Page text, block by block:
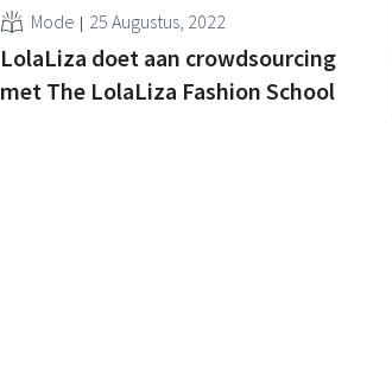
Mode 25 Augustus, 2022
LolaLiza doet aan crowdsourcing
met The LolaLiza Fashion School